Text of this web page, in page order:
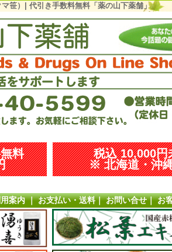
笹）| 代引き手数料無料「薬の山下薬舗」
料
税込 10,000円
※ 北海道・沖
案内｜お支払い・送料｜お問い合せ｜お